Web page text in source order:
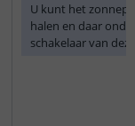
U kunt het
halen en daar
schakelaar van